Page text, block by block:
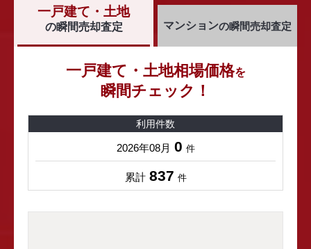
一戸建て・土地
の瞬間売却査定 マンションの瞬間売却査定
一戸建て・土地相場価格を
瞬間チェック！
利用件数
2026年08月 0 件
累計 837 件